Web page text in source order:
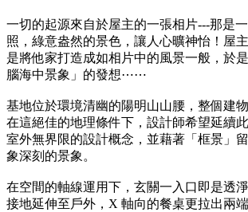
一切的起源來自於屋主的一張相片---那是
照，綠意盎然的景色，讓人心曠神怡！屋
是將他家打造成如相片中的風景一般，於
腦海中景象」的發想⋯⋯
基地位於環境清幽的陽明山山腰，整個建
在這絕佳的地理條件下，設計師希望延續
室外無界限的設計概念，並藉著「框景」
象深刻的景象。
在空間的軸線運用下，玄關一入口即是透
接地延伸至戶外，X 軸向的餐桌更拉出兩